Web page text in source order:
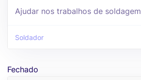
Ajudar nos trabalhos de soldagem
Soldador
Fechado